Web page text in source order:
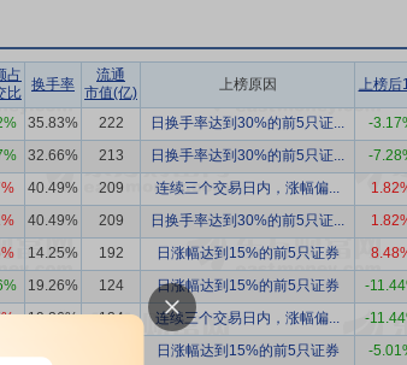
占
比 换手率
流通
市值(亿)
上榜原因 上榜后
35.83% 222 日换手率达到30%的前5只证... -
32.66% 213 日换手率达到30%的前5只证... -
40.49% 209 连续三个交易日内，涨幅偏...
40.49% 209 日换手率达到30%的前5只证...
14.25% 192 日涨幅达到15%的前5只证券
19.26% 124 日涨幅达到15%的前5只证券 -
19.26% 124 连续三个交易日内，涨幅偏... -
日涨幅达到15%的前5只证券 -